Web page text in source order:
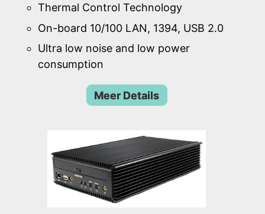
Thermal Control Technology
On-board 10/100 LAN, 1394, USB 2.0
Ultra low noise and low power
consumption
Meer Details